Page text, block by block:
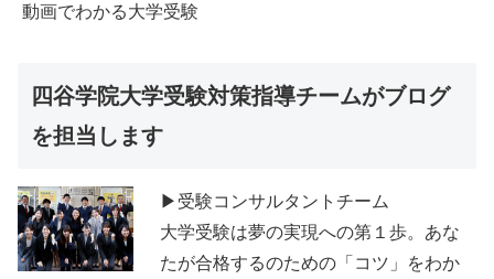
動画でわかる大学受験
四谷学院大学受験対策指導チームがブログ
を担当します
▶受験コンサルタントチーム
大学受験は夢の実現への第１歩。あな
たが合格するのための「コツ」をわか